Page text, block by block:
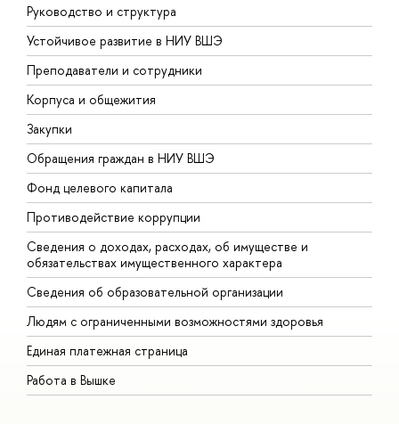
Руководство и структура
Устойчивое развитие в НИУ ВШЭ
Преподаватели и сотрудники
Корпуса и общежития
Закупки
Обращения граждан в НИУ ВШЭ
Фонд целевого капитала
Противодействие коррупции
Сведения о доходах, расходах, об имуществе и
обязательствах имущественного характера
Сведения об образовательной организации
Людям с ограниченными возможностями здоровья
Единая платежная страница
Работа в Вышке